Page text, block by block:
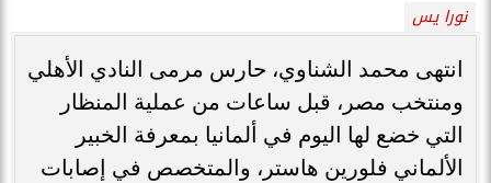
نورا يس
انتهى محمد الشناوي، حارس مرمى النادي الأهلي
ومنتخب مصر، قبل ساعات من عملية المنظار
التي خضع لها اليوم في ألمانيا بمعرفة الخبير
الألماني فلورين هاستر، والمتخصص في إصابات